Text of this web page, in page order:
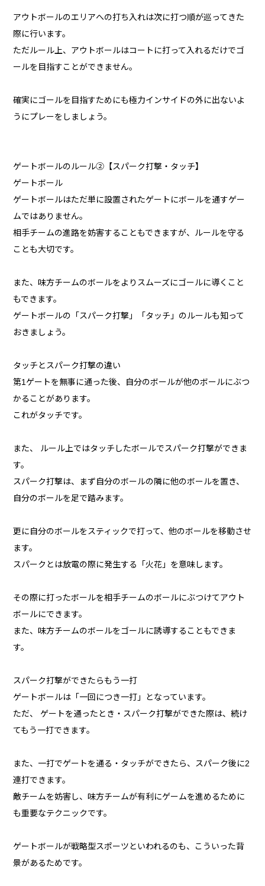
アウトボールのエリアへの打ち入れは次に打つ順が巡ってきた
際に行います。
ただルール上、アウトボールはコートに打って入れるだけでゴ
ールを目指すことができません。
確実にゴールを目指すためにも極力インサイドの外に出ないよ
うにプレーをしましょう。
ゲートボールのルール②【スパーク打撃・タッチ】
ゲートボール
ゲートボールはただ単に設置されたゲートにボールを通すゲー
ムではありません。
相手チームの進路を妨害することもできますが、ルールを守る
ことも大切です。
また、味方チームのボールをよりスムーズにゴールに導くこと
もできます。
ゲートボールの「スパーク打撃」「タッチ」のルールも知って
おきましょう。
タッチとスパーク打撃の違い
第1ゲートを無事に通った後、自分のボールが他のボールにぶつ
かることがあります。
これがタッチです。
また、 ルール上ではタッチしたボールでスパーク打撃ができま
す。
スパーク打撃は、まず自分のボールの隣に他のボールを置き、
自分のボールを足で踏みます。
更に自分のボールをスティックで打って、他のボールを移動させ
ます。
スパークとは放電の際に発生する「火花」を意味します。
その際に打ったボールを相手チームのボールにぶつけてアウト
ボールにできます。
また、味方チームのボールをゴールに誘導することもできま
す。
スパーク打撃ができたらもう一打
ゲートボールは「一回につき一打」となっています。
ただ、 ゲートを通ったとき・スパーク打撃ができた際は、続け
てもう一打できます。
また、一打でゲートを通る・タッチができたら、スパーク後に2
連打できます。
敵チームを妨害し、味方チームが有利にゲームを進めるために
も重要なテクニックです。
ゲートボールが戦略型スポーツといわれるのも、こういった背
景があるためです。